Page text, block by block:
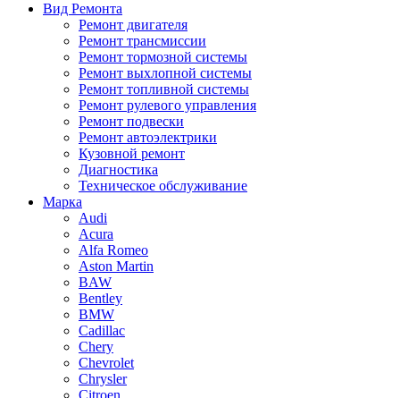
Вид Ремонта
Ремонт двигателя
Ремонт трансмиссии
Ремонт тормозной системы
Ремонт выхлопной системы
Ремонт топливной системы
Ремонт рулевого управления
Ремонт подвески
Ремонт автоэлектрики
Кузовной ремонт
Диагностика
Техническое обслуживание
Марка
Audi
Acura
Alfa Romeo
Aston Martin
BAW
Bentley
BMW
Cadillac
Chery
Chevrolet
Chrysler
Citroen